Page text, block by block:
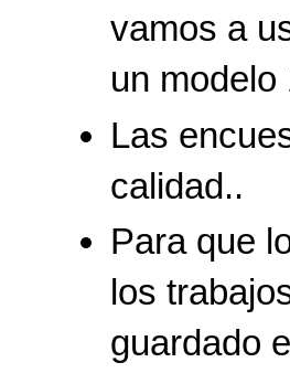
vamos a
un modelo
Las
calidad..
Para que
los
guardado